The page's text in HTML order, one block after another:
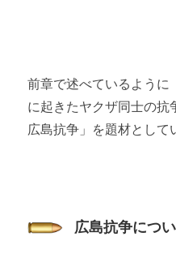
公開年度 作品名
前章で述べているように
に起きたヤクザ同士の抗
広島抗争」を題材として
広島抗争につ